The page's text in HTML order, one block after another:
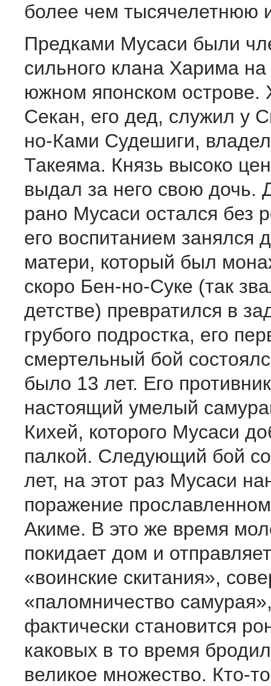
более чем тысячелетнюю
Предками Мусаси были
сильного клана Харима
южном японском острове.
Секан, его дед, служил у
но-Ками Судешиги,
Такеяма. Князь высоко
выдал за него свою дочь.
рано Мусаси остался без
его воспитанием занялся
матери, который был
скоро Бен-но-Суке (так
детстве) превратился в
грубого подростка, его
смертельный бой
было 13 лет. Его
настоящий умелый
Кихей, которого Мусаси
палкой. Следующий бой
лет, на этот раз Мусаси
поражение
Акиме. В это же время
покидает дом и
«воинские скитания»,
«паломничество
фактически становится
каковых в то время
великое множество. Кто-то